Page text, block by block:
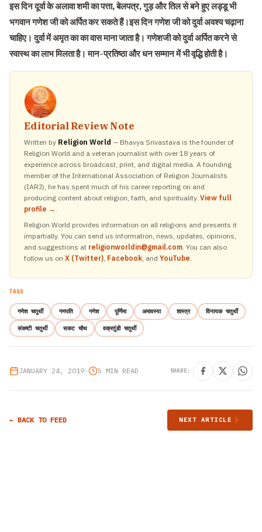
इस दिन दूर्वा के अलावा शमी का पत्ता, बेलपत्र, गुड़ और तिल से बने हुए लड्डू भी
भगवान गणेश जी को अर्पित कर सकते हैं।इस दिन गणेश जी को दुर्वा अवश्य चढ़ाना
चाहिए। दुर्वा में अमृत का का वास माना जाता है। गणेशजी को दुर्वा अर्पित करने से
स्वास्थ का लाभ मिलता है। मान-प्रतिष्ठा और धन सम्मान में भी वृद्धि होती है।
Editorial Review Note
Written by Religion World — Bhavya Srivastava is the founder of
Religion World and a veteran journalist with over 18 years of
experience across broadcast, print, and digital media. A founding
member of the International Association of Religion Journalists
(IARJ), he has spent much of his career reporting on and
producing content about religion, faith, and spirituality. View full
profile → .
Religion World provides information on all religions and presents it
impartially. You can send us information, news, updates, opinions,
and suggestions at religionworldin@gmail.com. You can also
follow us on X (Twitter), Facebook, and YouTube.
TAGS
गणेश चतुर्थी गणपति गणेश पूर्णिमा अमावस्या शास्त्र विनायक चतुर्थी
संकष्टी चतुर्थी सकट चौथ वक्रतुंडी चतुर्थी
JANUARY 24, 2019• 5 MIN READ SHARE:
← BACK TO FEED NEXT ARTICLE